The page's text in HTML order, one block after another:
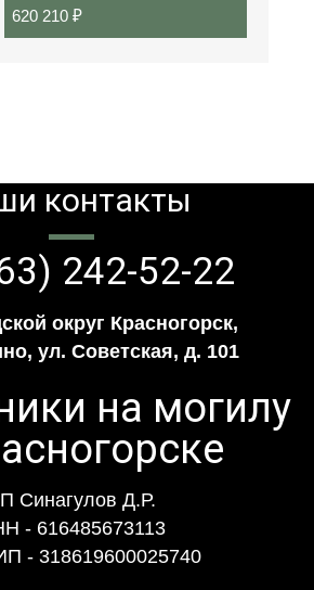
620 210₽
контакты
242-52-22
округ Красногорск,
ул. Советская, д. 101
Синагулов Д.Р.
- 616485673113
- 318619600025740